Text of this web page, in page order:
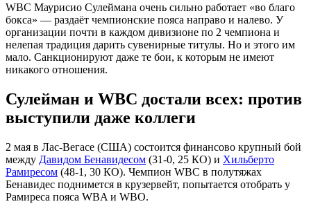
WBC Маурисио Сулеймана очень сильно работает «во благо
бокса» — раздаёт чемпионские пояса направо и налево. У
организации почти в каждом дивизионе по 2 чемпиона и
нелепая традиция дарить сувенирные титулы. Но и этого им
мало. Санкционируют даже те бои, к которым не имеют
никакого отношения.
Сулейман и WBC достали всех: против
выступили даже коллеги
2 мая в Лас-Вегасе (США) состоится финансово крупный бой
между Давидом Бенавидесом (31-0, 25 КО) и Хильберто
Рамиресом (48-1, 30 КО). Чемпион WBC в полутяжах
Бенавидес поднимется в крузервейт, попытается отобрать у
Рамиреса пояса WBA и WBO.